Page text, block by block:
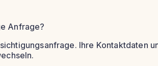
Anfrage?
Ihre